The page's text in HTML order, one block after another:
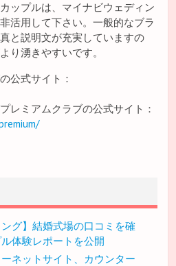
ップルは、マイナビウェディン
活用して下さい。一般的なブラ
と説明文が充実していますの
り湧きやすいです。
公式サイト：
レミアムクラブの公式サイト：
ング】結婚式場の口コミを確
体験レポートを公開
ーネットサイト、カウンター